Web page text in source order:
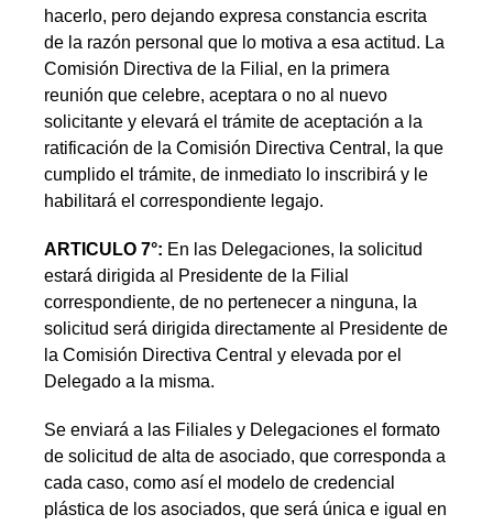
hacerlo, pero dejando expresa constancia escrita
de la razón personal que lo motiva a esa actitud. La
Comisión Directiva de la Filial, en la primera
reunión que celebre, aceptara o no al nuevo
solicitante y elevará el trámite de aceptación a la
ratificación de la Comisión Directiva Central, la que
cumplido el trámite, de inmediato lo inscribirá y le
habilitará el correspondiente legajo.
ARTICULO 7°: En las Delegaciones, la solicitud
estará dirigida al Presidente de la Filial
correspondiente, de no pertenecer a ninguna, la
solicitud será dirigida directamente al Presidente de
la Comisión Directiva Central y elevada por el
Delegado a la misma.
Se enviará a las Filiales y Delegaciones el formato
de solicitud de alta de asociado, que corresponda a
cada caso, como así el modelo de credencial
plástica de los asociados, que será única e igual en